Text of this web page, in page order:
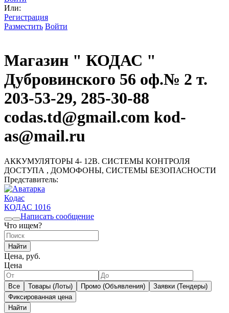
Или:
Регистрация
Разместить Войти
Магазин " КОДАС "
Дубровинского 56 оф.№ 2 т.
203-53-29, 285-30-88
codas.td@gmail.com kod-
as@mail.ru
АККУМУЛЯТОРЫ 4- 12В. СИСТЕМЫ КОНТРОЛЯ
ДОСТУПА , ДОМОФОНЫ, СИСТЕМЫ БЕЗОПАСНОСТИ
Представитель:
Кодас
КОДАС 1016
Написать сообщение
Что ищем?
Найти
Цена, руб.
Цена
Все Товары (Лоты) Промо (Объявления)
Заявки (Тендеры)
Фиксированная цена